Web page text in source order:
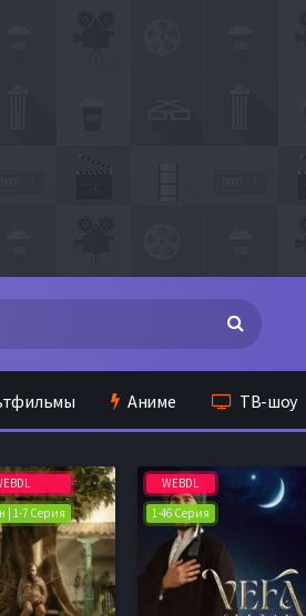
Аниме ТВ-шоу
| 1-7 Серия
WEBDL
1-46 Серия